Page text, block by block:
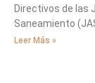
Directivos de las
Saneamiento
Leer Más »